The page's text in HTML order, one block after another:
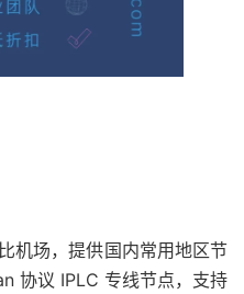
机场，提供国内常用地区节
协议 IPLC 专线节点，支持